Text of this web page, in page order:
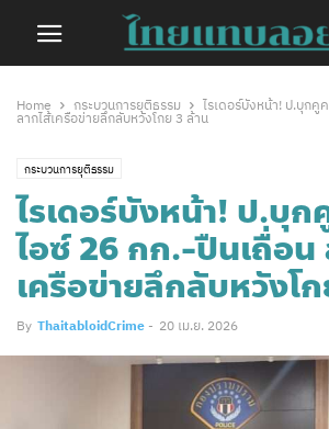
Home กระบวนการยุติธรรม
ไรเดอร์บังหน้า! ป.บุกคู
ลากไส้เครือข่ายลึกลับหวังโกย 3 ล้าน
กระบวนการยุติธรรม
ไรเดอร์บังหน้า! ป.บุ
ไอซ์ 26 กก.-ปืนเถื่อน
เครือข่ายลึกลับหวังโ
By ThaitabloidCrime - 20 เม.ย. 2026